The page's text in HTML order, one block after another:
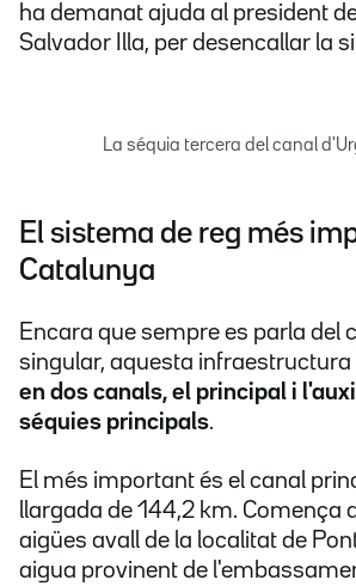
ha demanat ajuda al president
Salvador Illa, per desencallar la
La séquia tercera del canal
El sistema de reg més
Catalunya
Encara que sempre es parla del
singular, aquesta infraestructura
en dos canals, el principal i
séquies principals.
El més important és el canal
llargada de 144,2 km. Comença
aigües avall de la localitat de
aigua provinent de